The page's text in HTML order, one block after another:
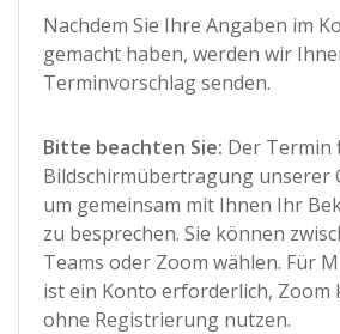
Nachdem Sie Ihre Angaben im
gemacht haben, werden wir
Terminvorschlag senden.
Bitte beachten Sie: Der Termin
Bildschirmübertragung unserer
um gemeinsam mit Ihnen Ihr
zu besprechen. Sie können
Teams oder Zoom wählen. Für
ist ein Konto erforderlich, Zoom
ohne Registrierung nutzen.